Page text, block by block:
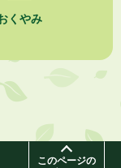
教室
くやみ
このページの